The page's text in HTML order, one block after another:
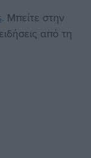
. Μπείτε στην
από τη